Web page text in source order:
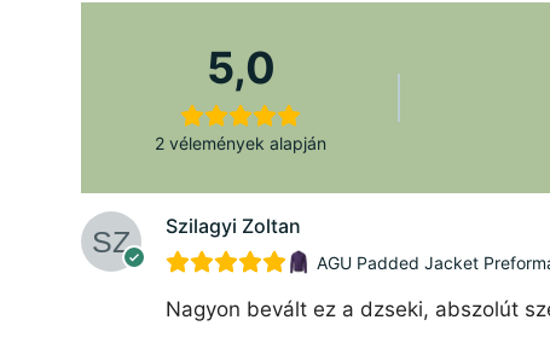
5,0
2 vélemények alapján
Szilagyi Zoltan
AGU Padded Jacket
Nagyon bevált ez a dzseki, abszolút